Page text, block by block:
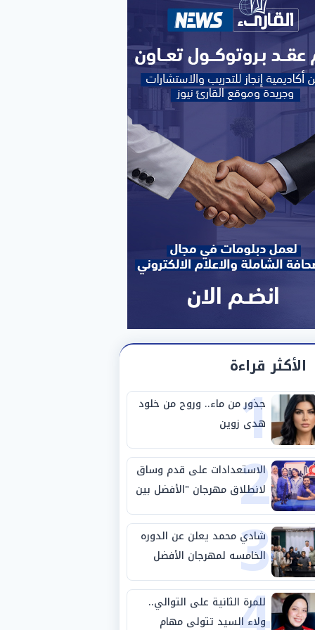
الأكثر قراءة
1
جذور من ماء.. وروح من خلود
هدى زوين
2
الاستعدادات على قدم وساق
لانطلاق مهرجان "الأفضل بين
الأفضل" في دورته الخامسة
3
شادي محمد يعلن عن الدوره
الخامسه لمهرجان الأفضل
للمرة الثانية على التوالي..
ولاء السيد تتولى مهام